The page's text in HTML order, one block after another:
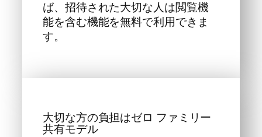
ば、招待された大切な人は閲覧機
能を含む機能を無料で利用できま
す。
大切な方の負担はゼロ ファミリー
共有モデル